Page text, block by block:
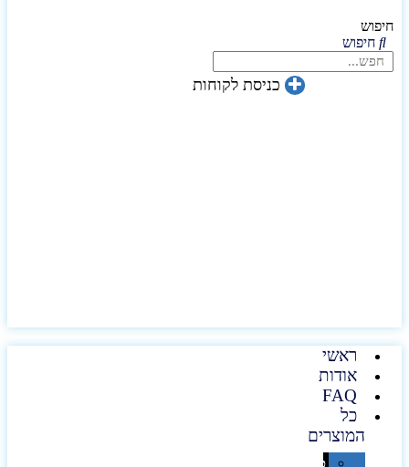
חיפוש
חיפוש
כניסת לקוחות
ראשי
אודות
FAQ
כל
המוצרים
טכנולוגיה